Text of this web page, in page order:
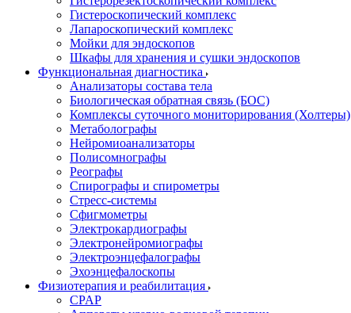
Гистероскопический комплекс
Лапароскопический комплекс
Мойки для эндоскопов
Шкафы для хранения и сушки эндоскопов
Функциональная диагностика
Анализаторы состава тела
Биологическая обратная связь (БОС)
Комплексы суточного мониторирования (Холтеры)
Метаболографы
Нейромиоанализаторы
Полисомнографы
Реографы
Спирографы и спирометры
Стресс-системы
Сфигмометры
Электрокардиографы
Электронейромиографы
Электроэнцефалографы
Эхоэнцефалоскопы
Физиотерапия и реабилитация
CPAP